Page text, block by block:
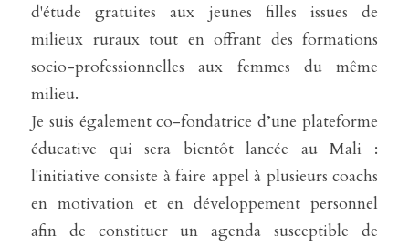
d'étude gratuites aux jeunes filles issues de
milieux ruraux tout en offrant des formations
socio-professionnelles aux femmes du même
milieu.
Je suis également co-fondatrice d’une plateforme
éducative qui sera bientôt lancée au Mali :
l'initiative consiste à faire appel à plusieurs coachs
en motivation et en développement personnel
afin de constituer un agenda susceptible de